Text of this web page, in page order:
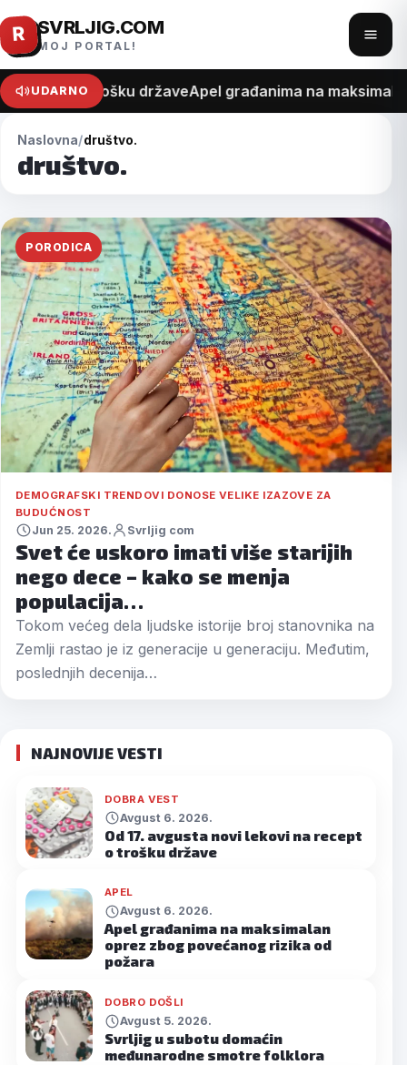
Pređi
na
sadržaj
R SVRLJIG.COM
MOJ PORTAL!
meni
UDARNO
recept o trošku državeApel građanima na
Naslovna društvo.
društvo.
PORODICA
DEMOGRAFSKI TRENDOVI DONOSE VELIKE IZAZOVE ZA
BUDUĆNOST
Jun 25. 2026. Svrljig com
Svet će uskoro imati više starijih
nego dece – kako se menja
populacija…
Tokom većeg dela ljudske istorije broj stanovnika na
Zemlji rastao je iz generacije u generaciju. Međutim,
poslednjih decenija…
NAJNOVIJE VESTI
DOBRA VEST
Avgust 6. 2026.
Od 17. avgusta novi lekovi na recept
o trošku države
APEL
Avgust 6. 2026.
Apel građanima na maksimalan
oprez zbog povećanog rizika od
požara
DOBRO DOŠLI
Avgust 5. 2026.
Svrljig u subotu domaćin
međunarodne smotre folklora